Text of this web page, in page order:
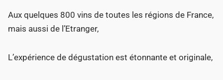
Aux quelques 800 vins de toutes les régions de France,
mais aussi de l’Etranger,
L’expérience de dégustation est étonnante et originale,